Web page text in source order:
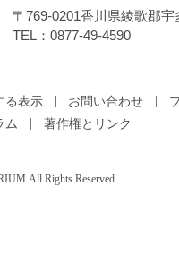
〒769-0201香川県綾歌郡宇
TEL：0877-49-4590
る表示 お問い合わせ
ム
著作権とリンク
All Rights Reserved.